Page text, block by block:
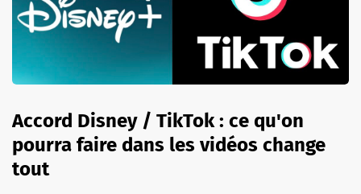
Accord Disney / TikTok : ce qu'on
pourra faire dans les vidéos change
tout